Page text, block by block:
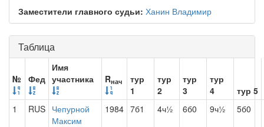
Заместители главного судьи: Ханин Владимир
Таблица
№ Фед
Имя
участника
Rнач
тур
1
тур
2
тур
3
тур
4
тур 5
1
RUS Чепурной
Максим
1984 7б1 4ч½ 6б0 9ч½ 5б0